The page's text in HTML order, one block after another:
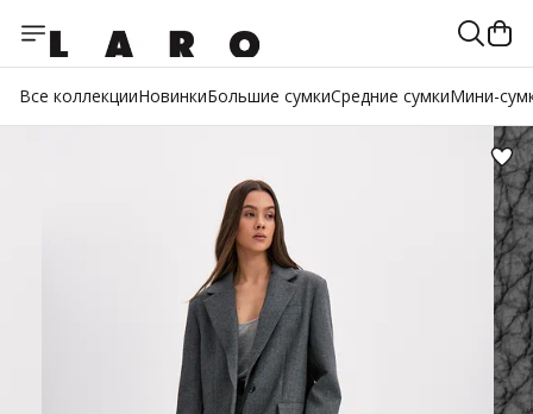
Все коллекцииНовинкиБольшие сумкиСредние сумкиМини-